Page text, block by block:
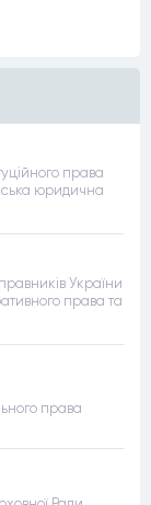
права
юридична
України
права та
права